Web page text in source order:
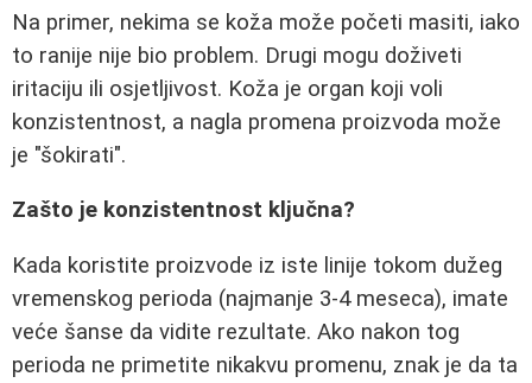
Na primer, nekima se koža može početi masiti, iako
to ranije nije bio problem. Drugi mogu doživeti
iritaciju ili osjetljivost. Koža je organ koji voli
konzistentnost, a nagla promena proizvoda može
je "šokirati".
Zašto je konzistentnost ključna?
Kada koristite proizvode iz iste linije tokom dužeg
vremenskog perioda (najmanje 3-4 meseca), imate
veće šanse da vidite rezultate. Ako nakon tog
perioda ne primetite nikakvu promenu, znak je da ta